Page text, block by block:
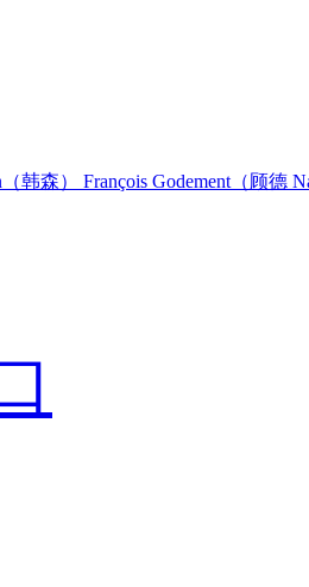
（韩森） François Godement（顾德